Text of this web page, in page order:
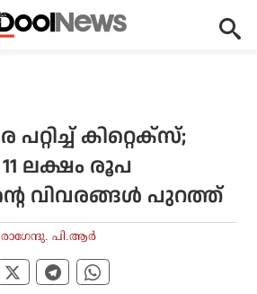
കിറ്റെക്‌സ്;
ലക്ഷം രൂപ
വിവരങ്ങള്‍ പുറത്ത്
രാഗേന്ദു. പി.ആര്‍